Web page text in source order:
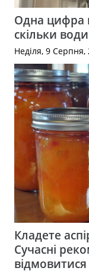
Одна цифра
скільки
Неділя, 9 Серпня,
Кладете
Сучасні
відмовитися